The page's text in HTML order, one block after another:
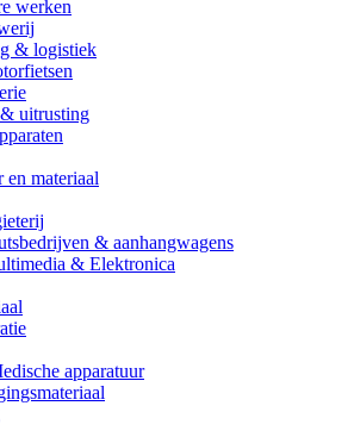
werken
& logistiek
uitrusting
materiaal
& aanhangwagens
& Elektronica
apparatuur